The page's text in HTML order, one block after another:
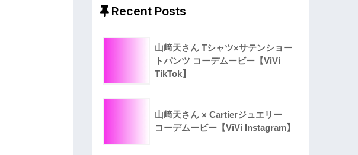
Recent Posts
山﨑天さん Tシャツ×サテンショー
トパンツ コーデムービー【ViVi
TikTok】
山﨑天さん × Cartierジュエリー
コーデムービー【ViVi Instagram】